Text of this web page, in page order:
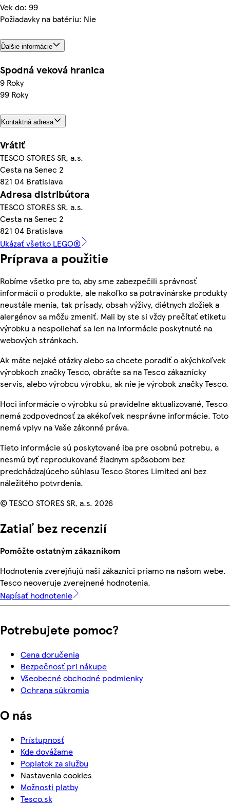
Vek do: 99
Požiadavky na batériu: Nie
Ďalšie informácie
Spodná veková hranica
9 Roky
99 Roky
Kontaktná adresa
Vrátiť
TESCO STORES SR, a.s.
Cesta na Senec 2
821 04 Bratislava
Adresa distribútora
TESCO STORES SR, a.s.
Cesta na Senec 2
821 04 Bratislava
Ukázať všetko LEGO®
Príprava a použitie
Robíme všetko pre to, aby sme zabezpečili správnosť
informácií o produkte, ale nakoľko sa potravinárske produkty
neustále menia, tak prísady, obsah výživy, diétnych zložiek a
alergénov sa môžu zmeniť. Mali by ste si vždy prečítať etiketu
výrobku a nespoliehať sa len na informácie poskytnuté na
webových stránkach.
Ak máte nejaké otázky alebo sa chcete poradiť o akýchkoľvek
výrobkoch značky Tesco, obráťte sa na Tesco zákaznícky
servis, alebo výrobcu výrobku, ak nie je výrobok značky Tesco.
Hoci informácie o výrobku sú pravidelne aktualizované, Tesco
nemá zodpovednosť za akékoľvek nesprávne informácie. Toto
nemá vplyv na Vaše zákonné práva.
Tieto informácie sú poskytované iba pre osobnú potrebu, a
nesmú byť reprodukované žiadnym spôsobom bez
predchádzajúceho súhlasu Tesco Stores Limited ani bez
náležitého potvrdenia.
© TESCO STORES SR, a.s. 2026
Zatiaľ bez recenzií
Pomôžte ostatným zákazníkom
Hodnotenia zverejňujú naši zákazníci priamo na našom webe.
Tesco neoveruje zverejnené hodnotenia.
Napísať hodnotenie
Potrebujete pomoc?
Cena doručenia
Bezpečnosť pri nákupe
Všeobecné obchodné podmienky
Ochrana súkromia
O nás
Prístupnosť
Kde dovážame
Poplatok za službu
Nastavenia cookies
Možnosti platby
Tesco.sk